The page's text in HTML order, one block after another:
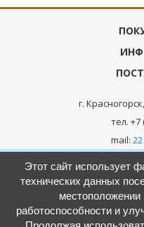
г.
тел. +7
mail:
Этот сайт использует
технических данных
местоположении
работоспособности и